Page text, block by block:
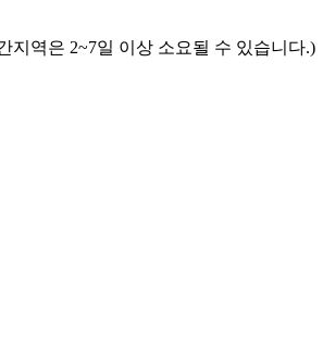
지역은 2~7일 이상 소요될 수 있습니다.)